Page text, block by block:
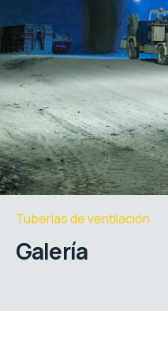
Tuberías de ventilación
Galería